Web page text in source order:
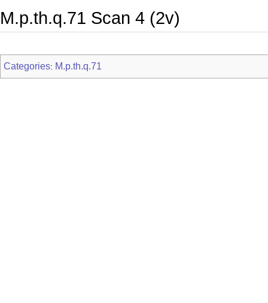
M.p.th.q.71 Scan 4 (2v)
Categories: M.p.th.q.71